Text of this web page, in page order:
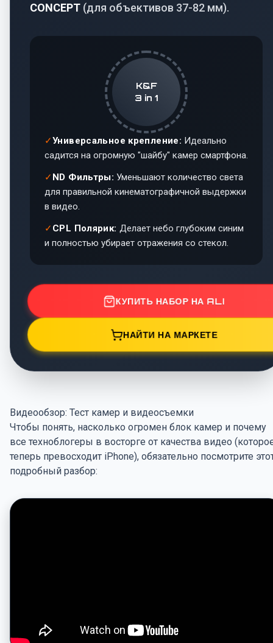
CONCEPT (для объективов 37-82 мм).
K&F
3 in 1
Универсальное крепление: Идеально
садится на огромную "шайбу" камер смартфона.
ND Фильтры: Уменьшают количество света
для правильной кинематографичной выдержки
в видео.
CPL Полярик: Делает небо глубоким синим
и полностью убирает отражения со стекол.
КУПИТЬ НАБОР НА ALI
НАЙТИ НА МАРКЕТЕ
Видеообзор: Тест камер и видеосъемки
Чтобы понять, насколько огромен блок камер и почему
все техноблогеры в восторге от качества видео
теперь превосходит iPhone), обязательно посмотрите
подробный разбор: